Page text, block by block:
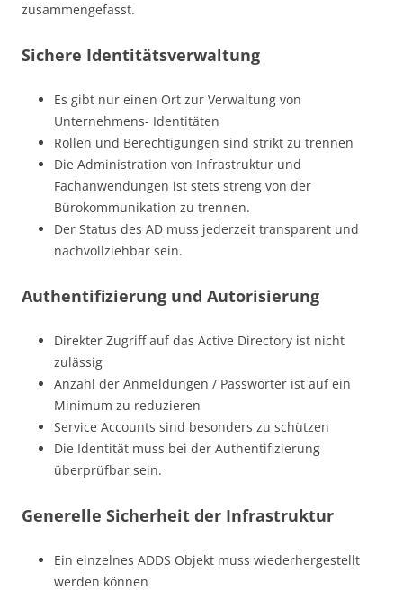
zusammengefasst.
Sichere Identitätsverwaltung
Es gibt nur einen Ort zur Verwaltung von
Unternehmens- Identitäten
Rollen und Berechtigungen sind strikt zu trennen
Die Administration von Infrastruktur und
Fachanwendungen ist stets streng von der
Bürokommunikation zu trennen.
Der Status des AD muss jederzeit transparent und
nachvollziehbar sein.
Authentifizierung und Autorisierung
Direkter Zugriff auf das Active Directory ist nicht
zulässig
Anzahl der Anmeldungen / Passwörter ist auf ein
Minimum zu reduzieren
Service Accounts sind besonders zu schützen
Die Identität muss bei der Authentifizierung
überprüfbar sein.
Generelle Sicherheit der Infrastruktur
Ein einzelnes ADDS Objekt muss wiederhergestellt
werden können